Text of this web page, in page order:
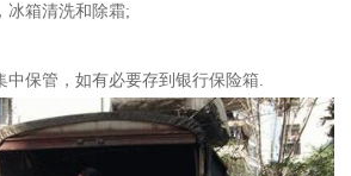
冰箱清洗和除霜;
中保管，如有必要存到银行保险箱.